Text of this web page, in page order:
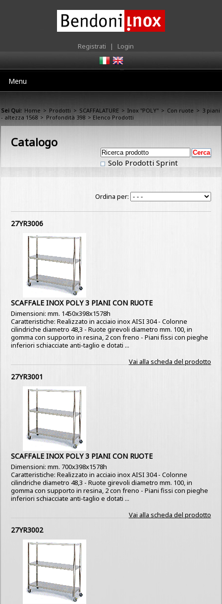
Registrati | Login
Menu
Sei Qui: Home > Prodotti > SCAFFALATURE > Inox "POLY" > Con ruote > 3 piani
- altezza 1568 > Profondità 398 > Elenco Prodotti
Catalogo
Solo Prodotti Sprint
Ordina per:
27YR3006
SCAFFALE INOX POLY 3 PIANI CON RUOTE
Dimensioni: mm. 1450x398x1578h
Caratteristiche: Realizzato in acciaio inox AISI 304 - Colonne
cilindriche diametro 48,3 - Ruote girevoli diametro mm. 100, in
gomma con supporto in resina, 2 con freno - Piani fissi con pieghe
inferiori schiacciate anti-taglio e dotati ...
Vai alla scheda del prodotto
27YR3001
SCAFFALE INOX POLY 3 PIANI CON RUOTE
Dimensioni: mm. 700x398x1578h
Caratteristiche: Realizzato in acciaio inox AISI 304 - Colonne
cilindriche diametro 48,3 - Ruote girevoli diametro mm. 100, in
gomma con supporto in resina, 2 con freno - Piani fissi con pieghe
inferiori schiacciate anti-taglio e dotati ...
Vai alla scheda del prodotto
27YR3002